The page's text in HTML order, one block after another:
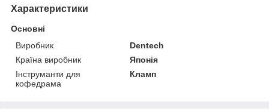
Характеристики
Основні
Виробник
Dentech
Країна виробник
Японія
Інструманти для
кофедрама
Кламп